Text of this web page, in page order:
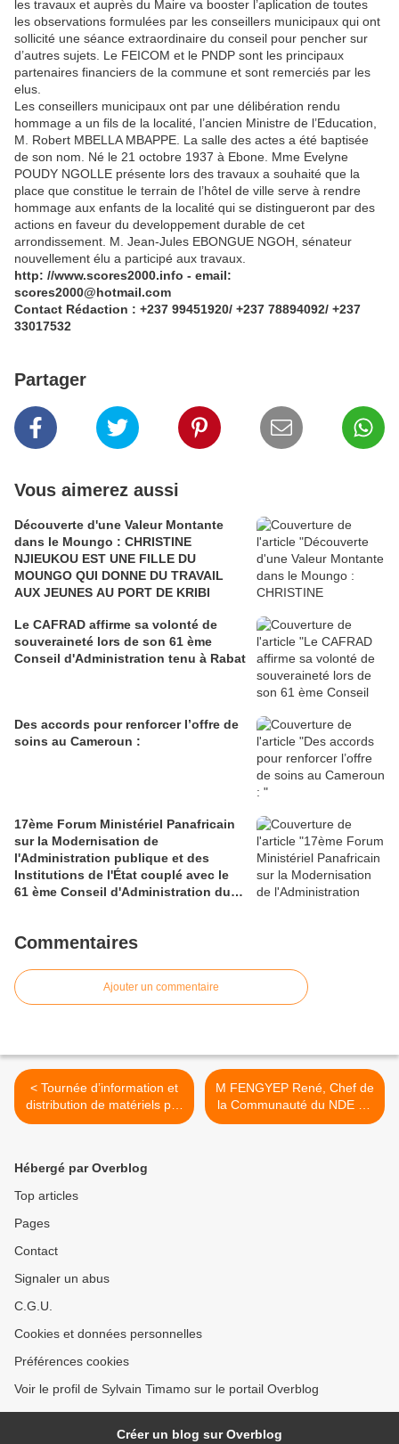
les travaux et auprès du Maire va booster l’aplication de toutes
les observations formulées par les conseillers municipaux qui ont
sollicité une séance extraordinaire du conseil pour pencher sur
d’autres sujets. Le FEICOM et le PNDP sont les principaux
partenaires financiers de la commune et sont remerciés par les
elus.
Les conseillers municipaux ont par une délibération rendu
hommage a un fils de la localité, l’ancien Ministre de l’Education,
M. Robert MBELLA MBAPPE. La salle des actes a été baptisée
de son nom. Né le 21 octobre 1937 à Ebone. Mme Evelyne
POUDY NGOLLE présente lors des travaux a souhaité que la
place que constitue le terrain de l’hôtel de ville serve à rendre
hommage aux enfants de la localité qui se distingueront par des
actions en faveur du developpement durable de cet
arrondissement. M. Jean-Jules EBONGUE NGOH, sénateur
nouvellement élu a participé aux travaux.
http: //www.scores2000.info - email:
scores2000@hotmail.com
Contact Rédaction : +237 99451920/ +237 78894092/ +237
33017532
Partager
Vous aimerez aussi
Découverte d'une Valeur Montante
dans le Moungo : CHRISTINE
NJIEUKOU EST UNE FILLE DU
MOUNGO QUI DONNE DU TRAVAIL
AUX JEUNES AU PORT DE KRIBI
Le CAFRAD affirme sa volonté de
souveraineté lors de son 61 ème
Conseil d'Administration tenu à Rabat
Des accords pour renforcer l’offre de
soins au Cameroun :
17ème Forum Ministériel Panafricain
sur la Modernisation de
l'Administration publique et des
Institutions de l'État couplé avec le
61 ème Conseil d'Administration du
Commentaires
Ajouter un commentaire
< Tournée d’information et
distribution de matériels par
l’Honorable EPOUBE
M FENGYEP René, Chef de
la Communauté du NDE du
Moungo à la rencontre des
Hébergé par Overblog
Top articles
Pages
Contact
Signaler un abus
C.G.U.
Cookies et données personnelles
Préférences cookies
Voir le profil de Sylvain Timamo sur le portail Overblog
Créer un blog sur Overblog